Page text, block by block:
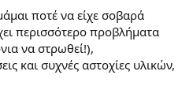
ποτέ να είχε σοβαρά
περισσότερο προβλήματα
να στρωθεί!),
και συχνές αστοχίες υλικών,